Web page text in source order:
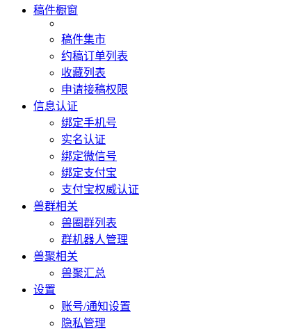
稿件橱窗
稿件集市
约稿订单列表
收藏列表
申请接稿权限
信息认证
绑定手机号
实名认证
绑定微信号
绑定支付宝
支付宝权威认证
兽群相关
兽圈群列表
群机器人管理
兽聚相关
兽聚汇总
设置
账号/通知设置
隐私管理